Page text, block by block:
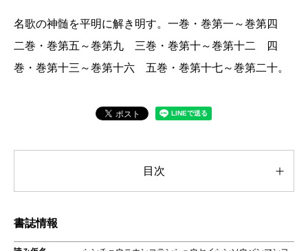
名歌の神髄を平明に解き明す。一巻・巻第一～巻第四
二巻・巻第五～巻第九 三巻・巻第十～巻第十二 四
巻・巻第十三～巻第十六 五巻・巻第十七～巻第二十。
目次
書誌情報